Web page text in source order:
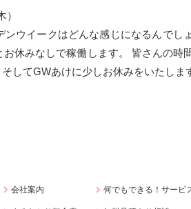
ンウイークはどんな感じになるんで
お休みなしで稼働します。 皆さんの
してGWあけに少しお休みをいたしま
会社案内 何でもできる！サービ